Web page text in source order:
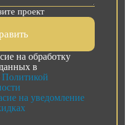
проект
на обработку
в
Политикой
на уведомление